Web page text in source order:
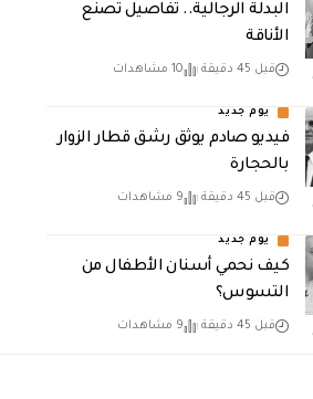
البدلة الرجالية.. تفاصيل تصنع
الأناقة
قبل 45 دقيقة 10 مشاهدات
يوم جديد
فيديو صادم يوثق رشق قطار الزوار
بالحجارة
قبل 45 دقيقة 9 مشاهدات
يوم جديد
كيف نحمي أسنان الأطفال من
التسوس؟
قبل 45 دقيقة 9 مشاهدات